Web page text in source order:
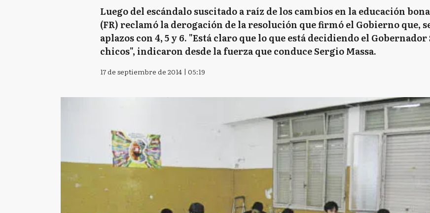
Luego del escándalo suscitado a raíz de los cambios en la educación
(FR) reclamó la derogación de la resolución que firmó el Gobierno que,
aplazos con 4, 5 y 6. "Está claro que lo que está decidiendo el
chicos", indicaron desde la fuerza que conduce Sergio Massa.
17 de septiembre de 2014 | 05:19